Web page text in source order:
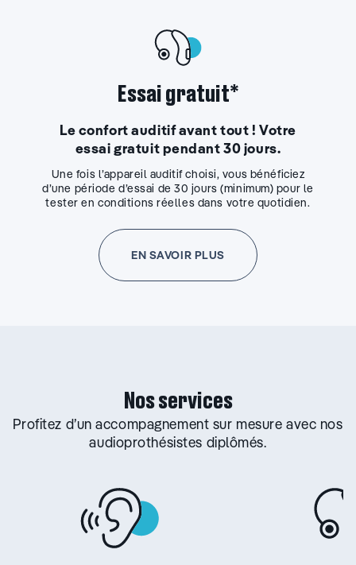
Essai gratuit*
Le confort auditif avant tout ! Votre
essai gratuit pendant 30 jours.
Une fois l’appareil auditif choisi, vous bénéficiez
d’une période d’essai de 30 jours (minimum) pour le
tester en conditions réelles dans votre quotidien.
EN SAVOIR PLUS
Nos services
Profitez d’un accompagnement sur mesure avec nos
audioprothésistes diplômés.